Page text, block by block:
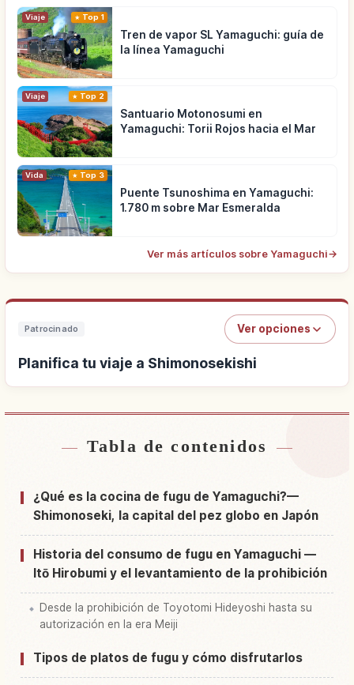
Viaje Top 1
Tren de vapor SL Yamaguchi: guía de
la línea Yamaguchi
Viaje Top 2
Santuario Motonosumi en
Yamaguchi: Torii Rojos hacia el Mar
Vida Top 3
Puente Tsunoshima en Yamaguchi:
1.780 m sobre Mar Esmeralda
Ver más artículos sobre Yamaguchi→
Patrocinado Ver opciones
Planifica tu viaje a Shimonosekishi
Buscar alojamiento cerca de Shimonosekishi
Buscar experiencias en Shimonosekishi↗
Tabla de contenidos
¿Qué es la cocina de fugu de Yamaguchi?—
Shimonoseki, la capital del pez globo en Japón
Historia del consumo de fugu en Yamaguchi —
Itō Hirobumi y el levantamiento de la prohibición
Desde la prohibición de Toyotomi Hideyoshi hasta su
autorización en la era Meiji
Tipos de platos de fugu y cómo disfrutarlos